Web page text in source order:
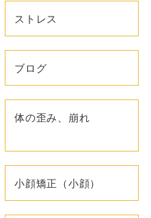
ストレス
ブログ
体の歪み、崩れ
小顔矯正（小顔）